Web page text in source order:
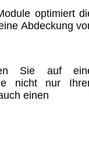
optimiert
Abdeckung
Sie auf
nicht nur
einen